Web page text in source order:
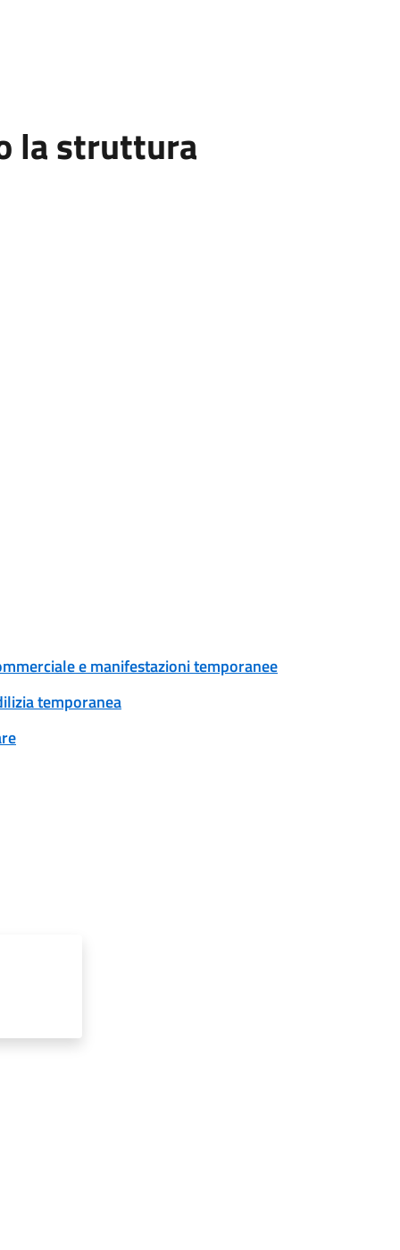
la struttura
e manifestazioni temporanee
temporanea